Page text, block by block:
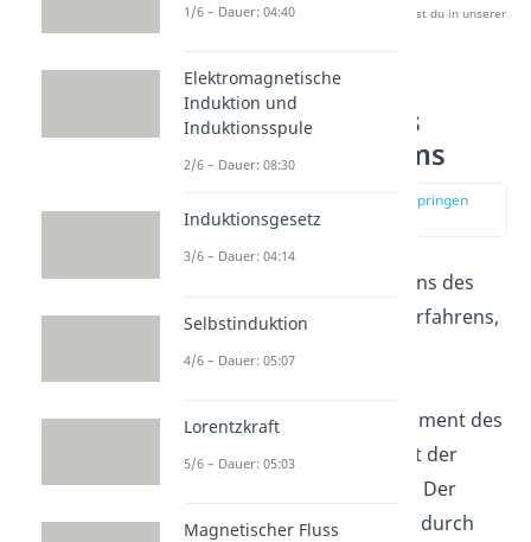
Studyflix zu verbessern. Mehr dazu erfährst du in unserer
Umwandlung des
Gleichungssystems
zur Stelle im Video springen
(01:33)
Beginnen wir mit Schritt eins des
Gaußschen Eliminationsverfahrens,
der
Umwandlung des
multiplizieren wir jedes Element des
Vektors mit jedem Element der
jeweiligen Zeile der Matrix. Der
Ergebnisvektorwird dann durch
1/6 – Dauer: 04:40
Elektromagnetische
Induktion und
Induktionsspule
2/6 – Dauer: 08:30
Induktionsgesetz
3/6 – Dauer: 04:14
Selbstinduktion
4/6 – Dauer: 05:07
Lorentzkraft
5/6 – Dauer: 05:03
Magnetischer Fluss